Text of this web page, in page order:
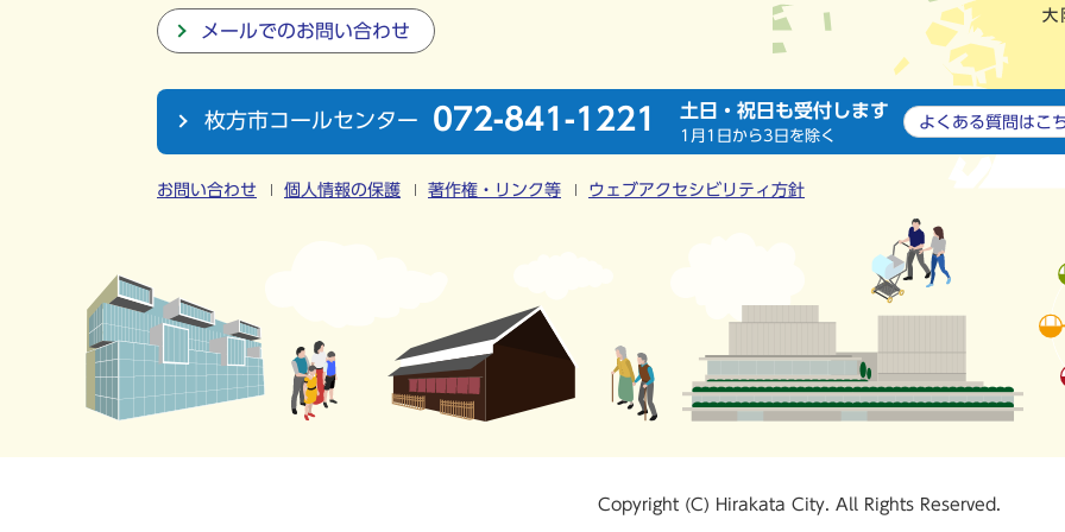
メールでのお問い合わせ
枚方市コールセンター 072-841-1221 土日・祝日も受付します
1月1日から3日を除く
よくある質問は こ
お問い合わせ 個人情報の保護 著作権・リンク等 ウェブアクセシビリティ方針
Copyright (C) Hirakata City. All Rights Reserved.